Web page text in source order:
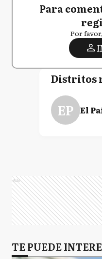
Para
Por
Distritos
EP El
Ads
TE PUEDE